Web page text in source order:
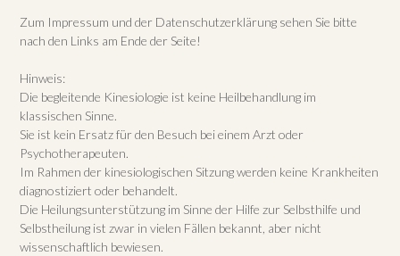
Zum Impressum und der Datenschutzerklärung sehen Sie bitte
nach den Links am Ende der Seite!
Hinweis:
Die begleitende Kinesiologie ist keine Heilbehandlung im
klassischen Sinne.
Sie ist kein Ersatz für den Besuch bei einem Arzt oder
Psychotherapeuten.
Im Rahmen der kinesiologischen Sitzung werden keine Krankheiten
diagnostiziert oder behandelt.
Die Heilungsunterstützung im Sinne der Hilfe zur Selbsthilfe und
Selbstheilung ist zwar in vielen Fällen bekannt, aber nicht
wissenschaftlich bewiesen.